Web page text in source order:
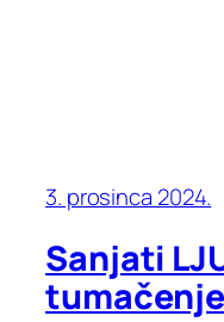
3. prosinca 2024.
Sanjati